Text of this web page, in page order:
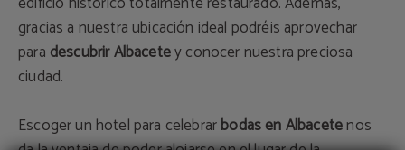
gracias a nuestra ubicación ideal podréis aprovechar
para descubrir Albacetey conocer nuestra preciosa
ciudad.
Escoger un hotel para celebrarbodas en Albacetenos